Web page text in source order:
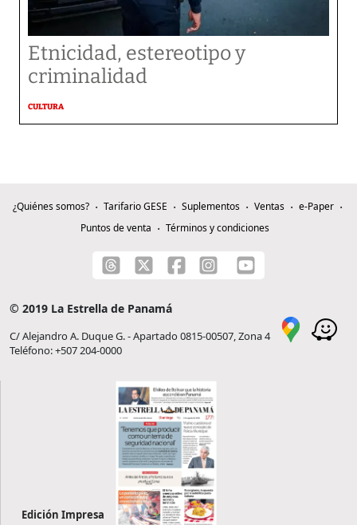
Etnicidad, estereotipo y
criminalidad
CULTURA
¿Quiénes somos? Tarifario GESE Suplementos Ventas
e-Paper
Puntos de venta
Términos y condiciones
© 2019 La Estrella de Panamá
C/ Alejandro A. Duque G. - Apartado 0815-00507, Zona 4
Teléfono: +507 204-0000
Edición Impresa